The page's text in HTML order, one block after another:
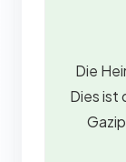
Die
Dies ist